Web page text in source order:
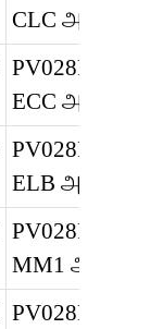
CLC அறிமுகம்
ECC அறிமுகம்
ELB அறிமுகம்
MM1 அறிமுகம்
PV028R1K1T1